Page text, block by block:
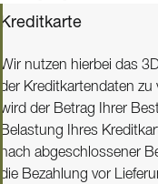
Kreditkarte
Wir nutzen hierbei das
der Kreditkartendaten
wird der Betrag Ihrer
Belastung Ihres
nach abgeschlossener
die Bezahlung vor